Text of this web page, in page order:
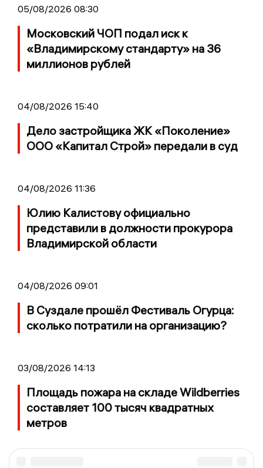
05/08/2026 08:30
Московский ЧОП подал иск к
«Владимирскому стандарту» на 36
миллионов рублей
04/08/2026 15:40
Дело застройщика ЖК «Поколение»
ООО «Капитал Строй» передали в суд
04/08/2026 11:36
Юлию Калистову официально
представили в должности прокурора
Владимирской области
04/08/2026 09:01
В Суздале прошёл Фестиваль Огурца:
сколько потратили на организацию?
03/08/2026 14:13
Площадь пожара на складе Wildberries
составляет 100 тысяч квадратных
метров